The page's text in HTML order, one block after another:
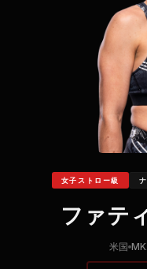
女子ストロー級
ファテ
米国 MK